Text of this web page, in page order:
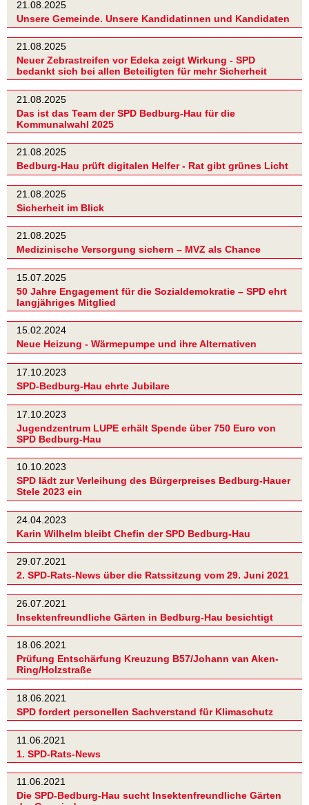
21.08.2025
Unsere Gemeinde. Unsere Kandidatinnen und Kandidaten
21.08.2025
Neuer Zebrastreifen vor Edeka zeigt Wirkung - SPD
bedankt sich bei allen Beteiligten für mehr Sicherheit
21.08.2025
Das ist das Team der SPD Bedburg-Hau für die
Kommunalwahl 2025
21.08.2025
Bedburg-Hau prüft digitalen Helfer - Rat gibt grünes Licht
21.08.2025
Sicherheit im Blick
21.08.2025
Medizinische Versorgung sichern – MVZ als Chance
15.07.2025
50 Jahre Engagement für die Sozialdemokratie – SPD ehrt
langjähriges Mitglied
15.02.2024
Neue Heizung - Wärmepumpe und ihre Alternativen
17.10.2023
SPD-Bedburg-Hau ehrte Jubilare
17.10.2023
Jugendzentrum LUPE erhält Spende über 750 Euro von
SPD Bedburg-Hau
10.10.2023
SPD lädt zur Verleihung des Bürgerpreises Bedburg-Hauer
Stele 2023 ein
24.04.2023
Karin Wilhelm bleibt Chefin der SPD Bedburg-Hau
29.07.2021
2. SPD-Rats-News über die Ratssitzung vom 29. Juni 2021
26.07.2021
Insektenfreundliche Gärten in Bedburg-Hau besichtigt
18.06.2021
Prüfung Entschärfung Kreuzung B57/Johann van Aken-
Ring/Holzstraße
18.06.2021
SPD fordert personellen Sachverstand für Klimaschutz
11.06.2021
1. SPD-Rats-News
11.06.2021
Die SPD-Bedburg-Hau sucht Insektenfreundliche Gärten